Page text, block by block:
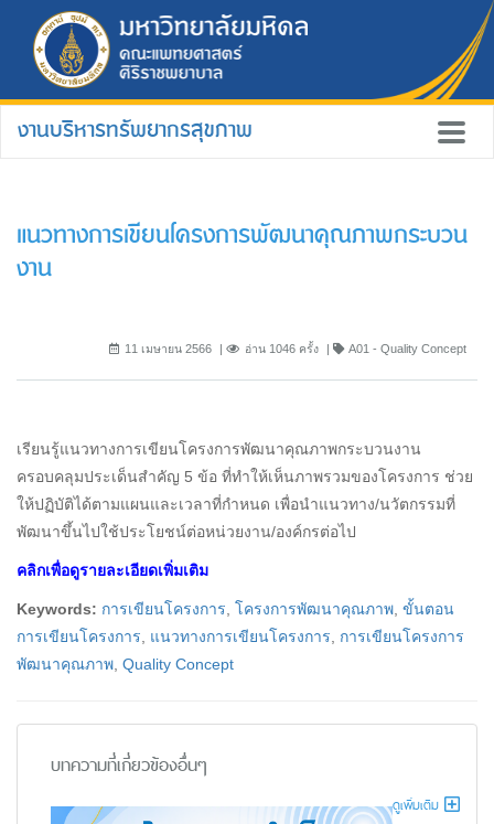
งานบริหารทรัพยากรสุขภาพ
แนวทางการเขียนโครงการพัฒนาคุณภาพกระบวน
งาน
11 เมษายน 2566 อ่าน 1046 ครั้ง A01 - Quality Concept
เรียนรู้แนวทางการเขียนโครงการพัฒนาคุณภาพกระบวนงาน
ครอบคลุมประเด็นสำคัญ 5 ข้อ ที่ทำให้เห็นภาพรวมของโครงการ ช่วย
ให้ปฏิบัติได้ตามแผนและเวลาที่กำหนด เพื่อนำแนวทาง/นวัตกรรมที่
พัฒนาขึ้นไปใช้ประโยชน์ต่อหน่วยงาน/องค์กรต่อไป
คลิกเพื่อดูรายละเอียดเพิ่มเติม
Keywords: การเขียนโครงการ โครงการพัฒนาคุณภาพ ขั้นตอน
การเขียนโครงการ
แนวทางการเขียนโครงการ
การเขียนโครงการ
พัฒนาคุณภาพ Quality Concept
บทความที่เกี่ยวข้องอื่นๆ
ดูเพิ่มเติม